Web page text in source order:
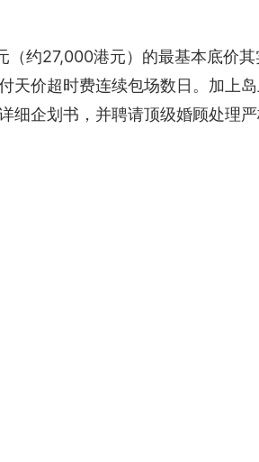
约27,000港元）的最基本底价
天价超时费连续包场数日。加上
细企划书，并聘请顶级婚顾处理